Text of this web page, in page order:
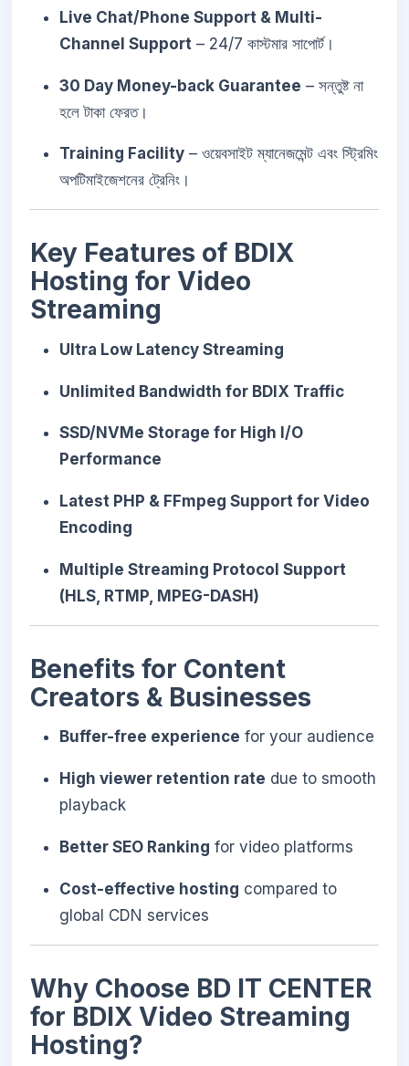
Live Chat/Phone Support & Multi-
Channel Support – 24/7 কাস্টমার সাপোর্ট।
30 Day Money-back Guarantee – সন্তুষ্ট না
হলে টাকা ফেরত।
Training Facility – ওয়েবসাইট ম্যানেজমেন্ট এবং স্ট্রিমিং
অপটিমাইজেশনের ট্রেনিং।
Key Features of BDIX
Hosting for Video
Streaming
Ultra Low Latency Streaming
Unlimited Bandwidth for BDIX Traffic
SSD/NVMe Storage for High I/O
Performance
Latest PHP & FFmpeg Support for Video
Encoding
Multiple Streaming Protocol Support
(HLS, RTMP, MPEG-DASH)
Benefits for Content
Creators & Businesses
Buffer-free experience for your audience
High viewer retention rate due to smooth
playback
Better SEO Ranking for video platforms
Cost-effective hosting compared to
global CDN services
Why Choose BD IT CENTER
for BDIX Video Streaming
Hosting?